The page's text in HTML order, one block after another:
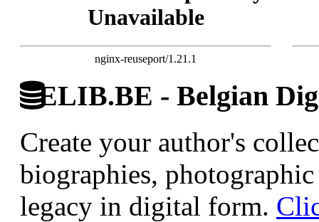
Unavailable
nginx-reuseport/1.21.1
ELIB.BE - Belgian
Create your author's
biographies,
legacy in digital form.